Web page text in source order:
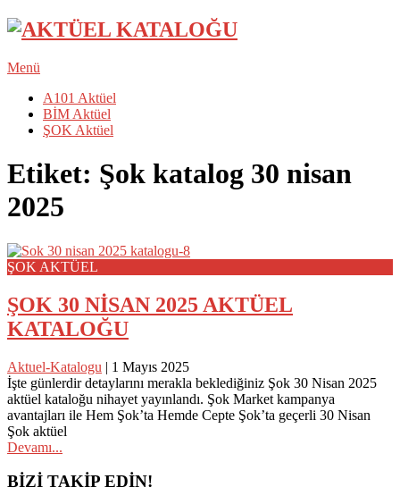
Menü
A101 Aktüel
BİM Aktüel
ŞOK Aktüel
Etiket: Şok katalog 30 nisan
2025
ŞOK AKTÜEL
ŞOK 30 NİSAN 2025 AKTÜEL
KATALOĞU
Aktuel-Katalogu | 1 Mayıs 2025
İşte günlerdir detaylarını merakla beklediğiniz Şok 30 Nisan 2025
aktüel kataloğu nihayet yayınlandı. Şok Market kampanya
avantajları ile Hem Şok’ta Hemde Cepte Şok’ta geçerli 30 Nisan
Şok aktüel
Devamı...
Posts
navigation
BİZİ TAKİP EDİN!